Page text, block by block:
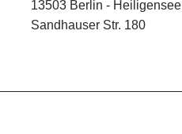
13503 Berlin - Heiligensee
Sandhauser Str. 180